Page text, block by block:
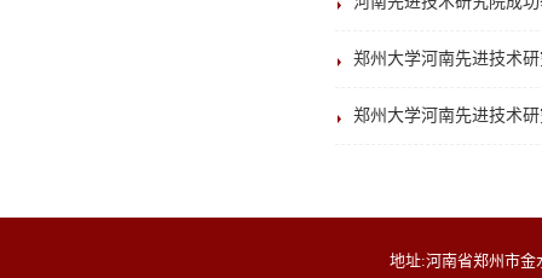
郑州大学河南先进技术
郑州大学河南先进技术
地址:河南省郑州市金